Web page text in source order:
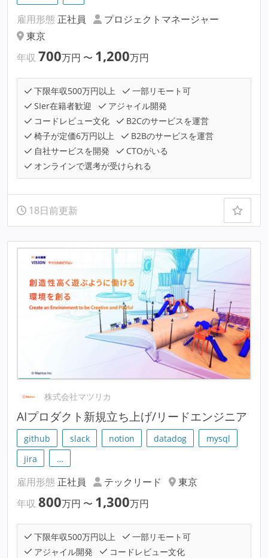
雇用形態 正社員
プロジェクトマネージャー
東京
年収 700万円 〜 1,200万円
下限年収500万円以上
一部リモート可
SIer在籍者歓迎
アジャイル開発
コードレビュー文化
B2Cのサービスを運営
椅子が定価6万円以上
B2Bのサービスを運営
自社サービスを開発
CTOがいる
オンラインで選考が受けられる
18日前更新
株式会社マツリカ
AIプロダクト新規立ち上げ/リードエンジニア
github slack notion datadog
mysql
jira
…
雇用形態 正社員 テックリード
東京
年収 800万円 〜 1,300万円
下限年収500万円以上
一部リモート可
アジャイル開発
コードレビュー文化